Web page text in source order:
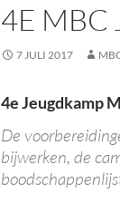
4E MBC
7 JULI 2017
4e Jeugdkamp
De
bijwerken, de